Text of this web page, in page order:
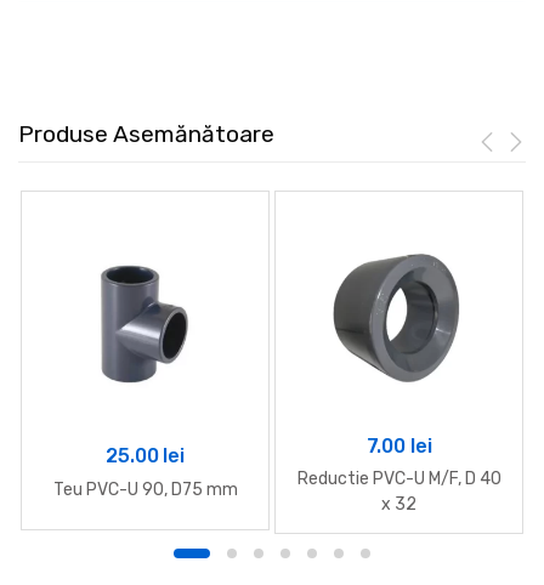
Produse Asemănătoare
25.00 lei
Teu PVC-U 90, D75 mm
7.00 lei
Reductie PVC-U M/F, D 40
x 32